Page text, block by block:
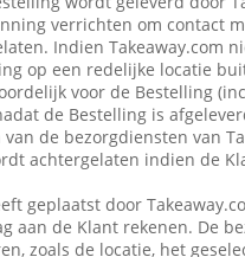
verrichten om contact
Indien Takeaway.com
op een redelijke locatie
voor de Bestelling
de Bestelling is
de bezorgdiensten van
achtergelaten indien de
geplaatst door
aan de Klant rekenen. De
zoals de locatie, het